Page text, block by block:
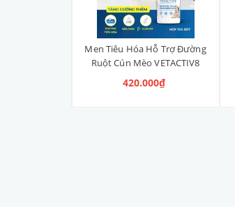
Men Tiêu Hóa Hỗ Trợ Đường
Ruột Cún Mèo VETACTIV8
Synbiotic Boost Úc 70g
420.000₫